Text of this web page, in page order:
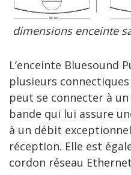
dimensions enceinte
L’enceinte Bluesound
plusieurs
peut se connecter à un
bande qui lui assure
à un débit
réception. Elle est
cordon réseau